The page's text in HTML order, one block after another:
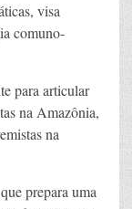
visa
comuno-
para articular
na Amazônia,
na
prepara uma